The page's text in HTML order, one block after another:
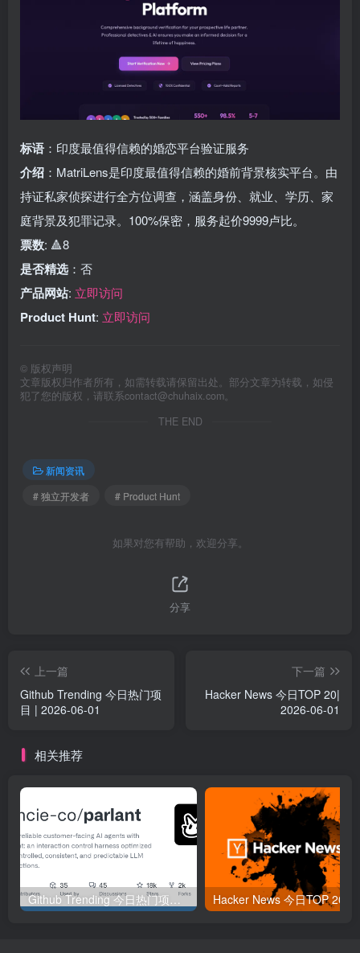
标语 ：印度最值得信赖的婚恋平台验证服务
介绍 ：MatriLens是印度最值得信赖的婚前背景核实平台。由
持证私家侦探进行全方位调查，涵盖身份、就业、学历、家
庭背景及犯罪记录。100%保密，服务起价9999卢比。
票数: 🔺8
是否精选 ：否
产品网站: 立即访问
Product Hunt: 立即访问
© 版权声明
文章版权归作者所有，如需转载请保留出处。部分文章为转载，如侵
犯了您的版权，请联系contact@chuhaix.com。
THE END
新闻资讯
# 独立开发者
# Product Hunt
如果对您有帮助，欢迎分享。
分享
上一篇
Github Trending 今日热门项
目 | 2026-06-01
下一篇
Hacker News 今日TOP 20|
2026-06-01
相关推荐
Github Trending 今日热门项目 | 2025-09-06